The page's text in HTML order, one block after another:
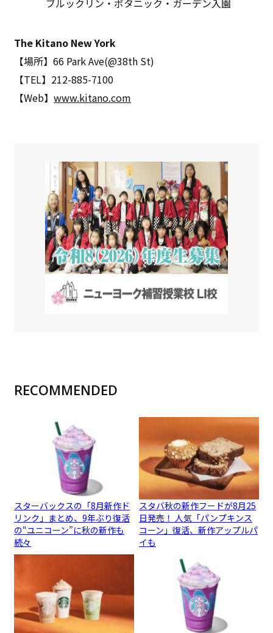
The Kitano New York
【場所】66 Park Ave(@38th St)
【TEL】212-885-7100
【Web】www.kitano.com
RECOMMENDED
スターバックスの「8月新作ド
リンク」まとめ、9年ぶり復活
の“ユニコーン”に秋の新作も
続々
スタバ秋の新作フードが8月25
日発売！ 人気「パンプキンス
コーン」復活、新作アップルパ
イも